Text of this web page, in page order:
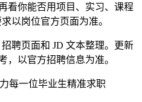
看你能否用项目、实习、课程
以岗位官方页面为准。
聘页面和 JD 文本整理。
更新
，以官方招聘信息为准。
每一位毕业生精准求职